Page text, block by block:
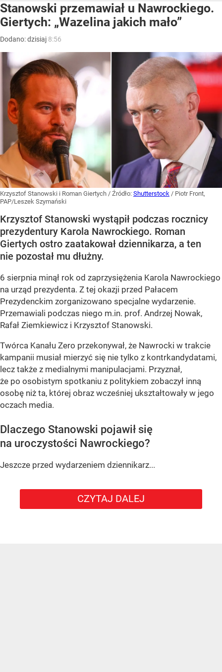
Stanowski przemawiał u Nawrockiego.
Giertych: „Wazelina jakich mało”
Dodano:dzisiaj 8:56
Krzysztof Stanowski i Roman Giertych / Źródło: Shutterstock / Piotr Front,
PAP/Leszek Szymański
Krzysztof Stanowski wystąpił podczas rocznicy
prezydentury Karola Nawrockiego. Roman
Giertych ostro zaatakował dziennikarza, a ten
nie pozostał mu dłużny.
6 sierpnia minął rok od zaprzysiężenia Karola Nawrockiego
na urząd prezydenta. Z tej okazji przed Pałacem
Prezydenckim zorganizowano specjalne wydarzenie.
Przemawiali podczas niego m.in. prof. Andrzej Nowak,
Rafał Ziemkiewicz i Krzysztof Stanowski.
Twórca Kanału Zero przekonywał, że Nawrocki w trakcie
kampanii musiał mierzyć się nie tylko z kontrkandydatami,
lecz także z medialnymi manipulacjami. Przyznał,
że po osobistym spotkaniu z politykiem zobaczył inną
osobę niż ta, której obraz wcześniej ukształtowały w jego
oczach media.
Dlaczego Stanowski pojawił się
na uroczystości Nawrockiego?
Jeszcze przed wydarzeniem dziennikarz...
CZYTAJ DALEJ